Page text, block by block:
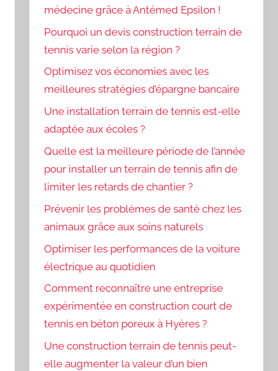
médecine grâce à Antémed Epsilon !
Pourquoi un devis construction terrain de
tennis varie selon la région ?
Optimisez vos économies avec les
meilleures stratégies d’épargne bancaire
Une installation terrain de tennis est-elle
adaptée aux écoles ?
Quelle est la meilleure période de l’année
pour installer un terrain de tennis afin de
limiter les retards de chantier ?
Prévenir les problèmes de santé chez les
animaux grâce aux soins naturels
Optimiser les performances de la voiture
électrique au quotidien
Comment reconnaître une entreprise
expérimentée en construction court de
tennis en béton poreux à Hyères ?
Une construction terrain de tennis peut-
elle augmenter la valeur d’un bien